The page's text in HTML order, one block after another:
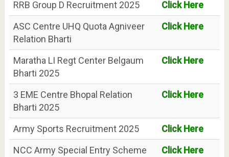
RRB Group D Recruitment 2025
Click Here
ASC Centre UHQ Quota Agniveer
Relation Bharti
Click Here
Maratha LI Regt Center Belgaum
Bharti 2025
Click Here
3 EME Centre Bhopal Relation
Bharti 2025
Click Here
Army Sports Recruitment 2025
Click Here
NCC Army Special Entry Scheme
Click Here